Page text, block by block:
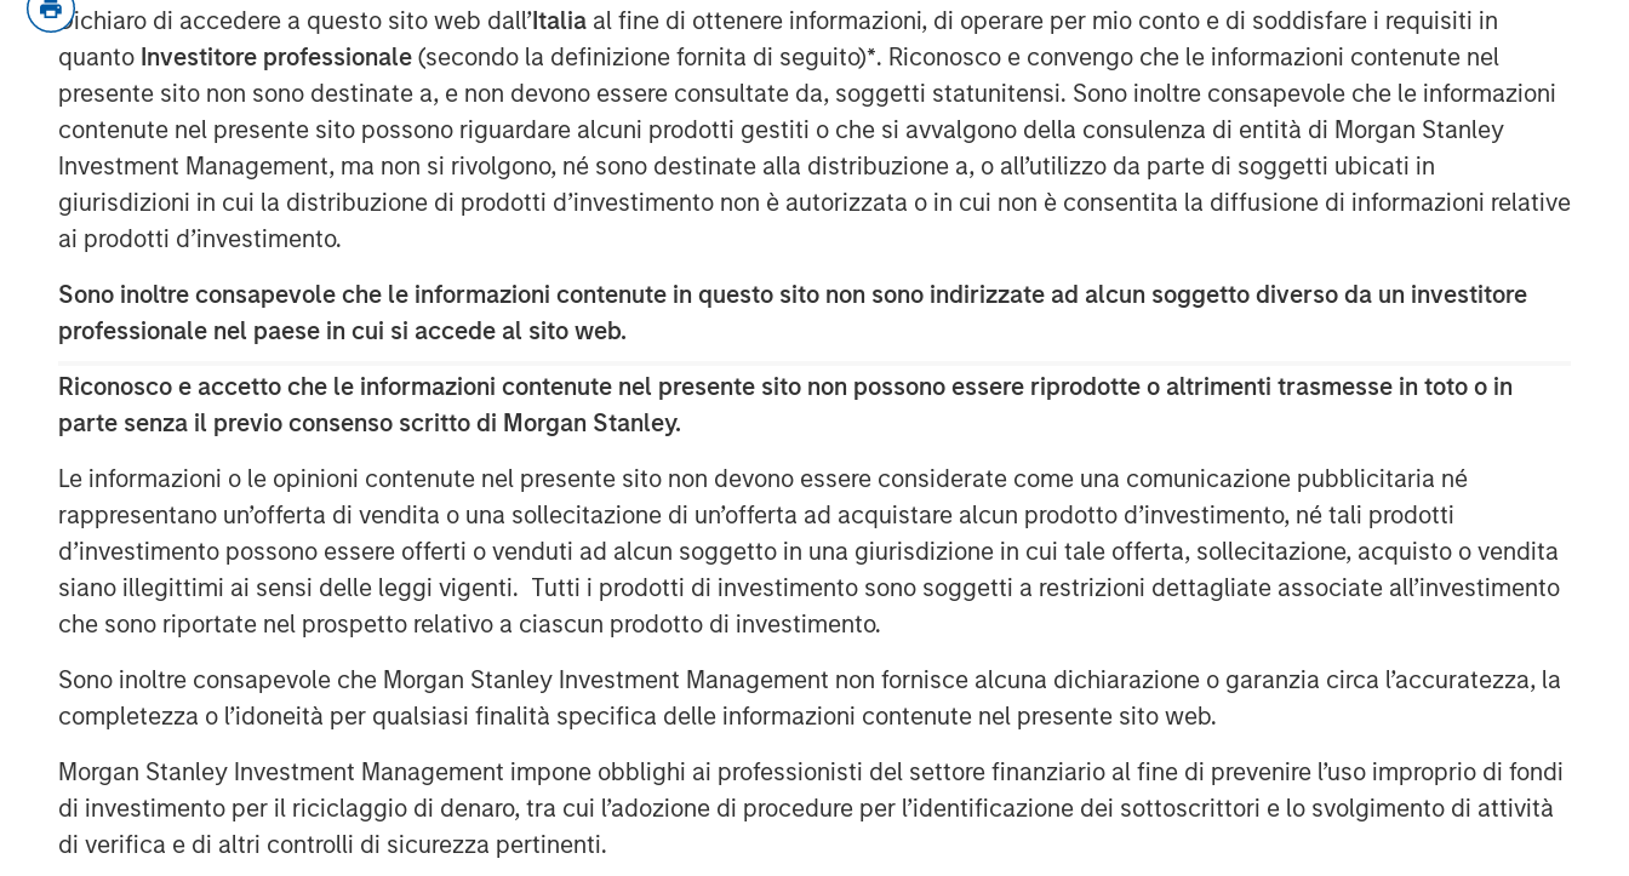
Dichiaro di accedere a questo sito web dall’Italia al fine di ottenere informazioni, di operare per mio conto e di soddisfare i requisiti in
quanto Investitore professionale (secondo la definizione fornita di seguito)*. Riconosco e convengo che le informazioni contenute nel
presente sito non sono destinate a, e non devono essere consultate da, soggetti statunitensi. Sono inoltre consapevole che le informazioni
contenute nel presente sito possono riguardare alcuni prodotti gestiti o che si avvalgono della consulenza di entità di Morgan Stanley
Investment Management, ma non si rivolgono, né sono destinate alla distribuzione a, o all’utilizzo da parte di soggetti ubicati in
giurisdizioni in cui la distribuzione di prodotti d’investimento non è autorizzata o in cui non è consentita la diffusione di informazioni relative
ai prodotti d’investimento.
Sono inoltre consapevole che le informazioni contenute in questo sito non sono indirizzate ad alcun soggetto diverso da un investitore
professionale nel paese in cui si accede al sito web.
Riconosco e accetto che le informazioni contenute nel presente sito non possono essere riprodotte o altrimenti trasmesse in toto o in
parte senza il previo consenso scritto di Morgan Stanley.
Le informazioni o le opinioni contenute nel presente sito non devono essere considerate come una comunicazione pubblicitaria né
rappresentano un’offerta di vendita o una sollecitazione di un’offerta ad acquistare alcun prodotto d’investimento, né tali prodotti
d’investimento possono essere offerti o venduti ad alcun soggetto in una giurisdizione in cui tale offerta, sollecitazione, acquisto o vendita
siano illegittimi ai sensi delle leggi vigenti. Tutti i prodotti di investimento sono soggetti a restrizioni dettagliate associate all’investimento
che sono riportate nel prospetto relativo a ciascun prodotto di investimento.
Sono inoltre consapevole che Morgan Stanley Investment Management non fornisce alcuna dichiarazione o garanzia circa l’accuratezza, la
completezza o l’idoneità per qualsiasi finalità specifica delle informazioni contenute nel presente sito web.
Morgan Stanley Investment Management impone obblighi ai professionisti del settore finanziario al fine di prevenire l’uso improprio di fondi
di investimento per il riciclaggio di denaro, tra cui l’adozione di procedure per l’identificazione dei sottoscrittori e lo svolgimento di attività
di verifica e di altri controlli di sicurezza pertinenti.
revenue teams, announces the successful completion of a $25 million financing
with investment funds managed by Morgan Stanley Expansion Capital.
Conversica will use the capital to support strategic business initiatives as it
prepares for exponential growth.
“Today, AI is more than a technology. It’s an essential strategy for intelligent
automation that we believe will transform customer lifecycles and drive
unbridled revenue growth,” said Jim Kaskade, CEO of Conversica. “Our
positions us to go public in the future. We're now very focused on larger
enterprises, who view AI as a critical part of their ability to deliver exceptional
inflection point for our company and we couldn’t be more proud to have the
financial backing of one of the largest growth-focused banks on the planet.”
Conversica provides Conversational AI solutions, uniquely focused on revenue
growth versus cost savings. Conversica's Conversational AI helps enterprise
marketing, sales and customer success teams attract, acquire and grow
customers at scale across the entire customer revenue lifecycle. Conversica is
expanding its company portfolio and customer base with a focus on mid-market
organizations and large enterprises as they are the primary audiences seeking
massive revenue growth from AI and automation. Conversational AI will deliver
better conversational experiences, build meaningful customer relationships and
“In our increasingly digital world, exceptional customer experiences will be the
competitive battleground where organizations vie for market share. AI solutions
are key for companies seeking advanced automation as a means of
Morgan Stanley Expansion Capital
specializes in equity and credit
investments in late-stage private
companies that operate in the
technology, healthcare, consumer,
digital media and other high-growth
sectors.